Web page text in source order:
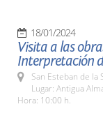
18/01/2024
Visita a las
Interpretación
San Esteban de la
Lugar: Antigua
Hora: 10:00 h.